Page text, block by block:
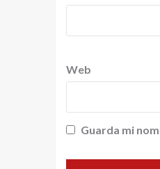
Web
Guarda mi